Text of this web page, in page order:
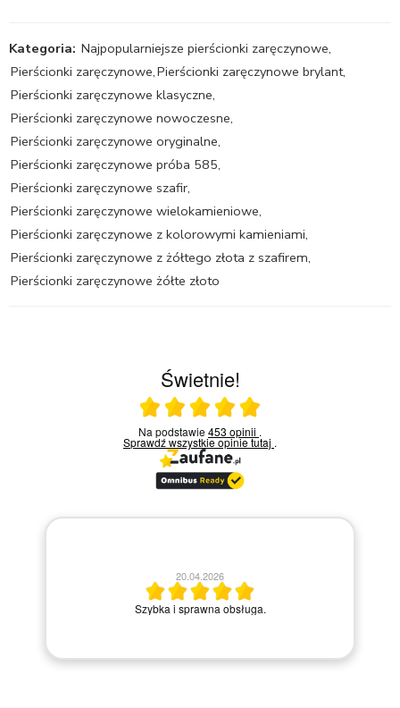
Kategoria: Najpopularniejsze pierścionki zaręczynowe,
Pierścionki zaręczynowe,Pierścionki zaręczynowe brylant,
Pierścionki zaręczynowe klasyczne,
Pierścionki zaręczynowe nowoczesne,
Pierścionki zaręczynowe oryginalne,
Pierścionki zaręczynowe próba 585,
Pierścionki zaręczynowe szafir,
Pierścionki zaręczynowe wielokamieniowe,
Pierścionki zaręczynowe z kolorowymi kamieniami,
Pierścionki zaręczynowe z żółtego złota z szafirem,
Pierścionki zaręczynowe żółte złoto
Świetnie!
Ocena średnia 5 na 5
Na podstawie453 opinii .
Sprawdź wszystkie opinietutaj .
20.04.2026
Szybka i sprawna obsługa.